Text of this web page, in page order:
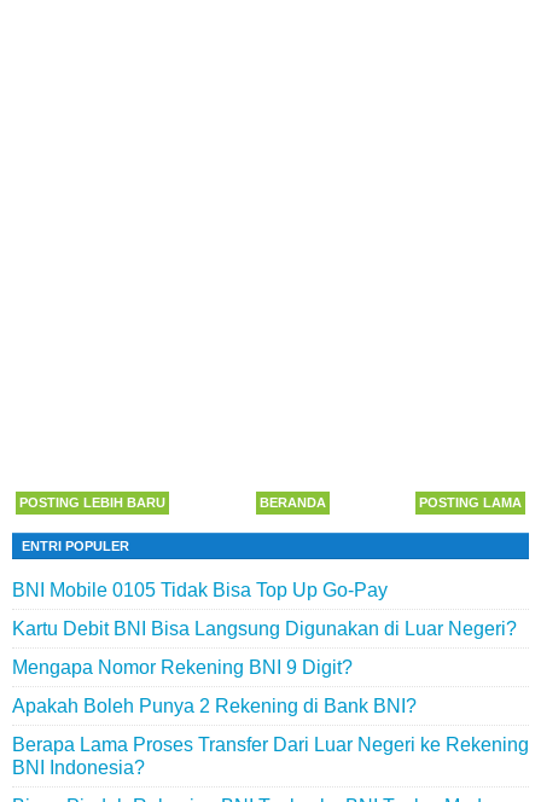
POSTING LEBIH BARU POSTING LAMA
BERANDA
ENTRI POPULER
BNI Mobile 0105 Tidak Bisa Top Up Go-Pay
Kartu Debit BNI Bisa Langsung Digunakan di Luar Negeri?
Mengapa Nomor Rekening BNI 9 Digit?
Apakah Boleh Punya 2 Rekening di Bank BNI?
Berapa Lama Proses Transfer Dari Luar Negeri ke Rekening
BNI Indonesia?